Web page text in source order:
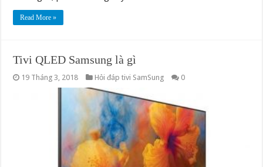
Read More »
Tivi QLED Samsung là gì
19 Tháng 3, 2018 Hỏi đáp tivi SamSung 0